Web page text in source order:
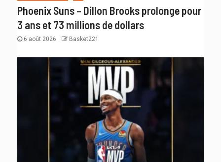
Phoenix Suns – Dillon Brooks prolonge pour
3 ans et 73 millions de dollars
6 août 2026 Basket221